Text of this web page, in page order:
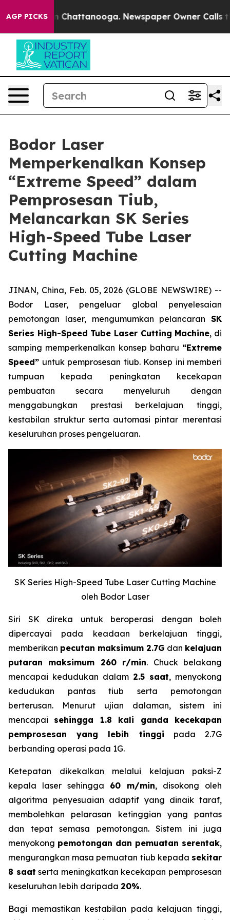
AGP PICKS
Chaos in Chattanooga. Newspaper Owner Calls the
Bodor Laser
Memperkenalkan Konsep
“Extreme Speed” dalam
Pemprosesan Tiub,
Melancarkan SK Series
High-Speed Tube Laser
Cutting Machine
JINAN, China, Feb. 05, 2026 (GLOBE NEWSWIRE) --
Bodor Laser, pengeluar global penyelesaian
pemotongan laser, mengumumkan pelancaran SK
Series High-Speed Tube Laser Cutting Machine, di
samping memperkenalkan konsep baharu “Extreme
Speed” untuk pemprosesan tiub. Konsep ini memberi
tumpuan kepada peningkatan kecekapan
pembuatan secara menyeluruh dengan
menggabungkan prestasi berkelajuan tinggi,
kestabilan struktur serta automasi pintar merentasi
keseluruhan proses pengeluaran.
SK Series High-Speed Tube Laser Cutting Machine
oleh Bodor Laser
Siri SK direka untuk beroperasi dengan boleh
dipercayai pada keadaan berkelajuan tinggi,
memberikan pecutan maksimum 2.7G dan kelajuan
putaran maksimum 260 r/min. Chuck belakang
mencapai kedudukan dalam 2.5 saat, menyokong
kedudukan pantas tiub serta pemotongan
berterusan. Menurut ujian dalaman, sistem ini
mencapai sehingga 1.8 kali ganda kecekapan
pemprosesan yang lebih tinggi pada 2.7G
berbanding operasi pada 1G.
Ketepatan dikekalkan melalui kelajuan paksi-Z
kepala laser sehingga 60 m/min, disokong oleh
algoritma penyesuaian adaptif yang dinaik taraf,
membolehkan pelarasan ketinggian yang pantas
dan tepat semasa pemotongan. Sistem ini juga
menyokong pemotongan dan pemuatan serentak,
mengurangkan masa pemuatan tiub kepada sekitar
8 saat serta meningkatkan kecekapan pemprosesan
keseluruhan lebih daripada 20%.
Bagi memastikan kestabilan pada kelajuan tinggi,